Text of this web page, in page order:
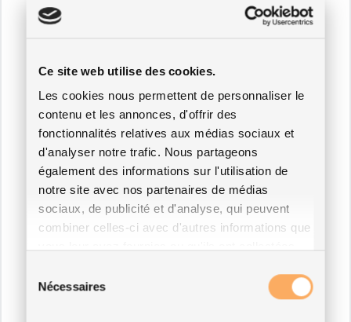
Ce site web utilise des cookies.
Les cookies nous permettent de personnaliser le
contenu et les annonces, d'offrir des
fonctionnalités relatives aux médias sociaux et
d'analyser notre trafic. Nous partageons
également des informations sur l'utilisation de
notre site avec nos partenaires de médias
sociaux, de publicité et d'analyse, qui peuvent
combiner celles-ci avec d'autres informations que
Nécessaires